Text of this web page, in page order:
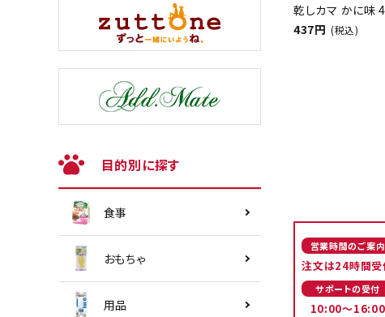
目的別に探す
食事
おもちゃ
用品
乾しカマ かに味
437円 (税込)
営業時間のご案内
注文は24時間受
サポートの受付
10:00～16:00